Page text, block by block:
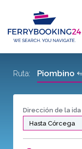
Dirección de la ida
Ruta: Piombino